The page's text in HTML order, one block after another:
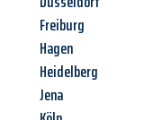
Freiburg
Hagen
Heidelberg
Jena